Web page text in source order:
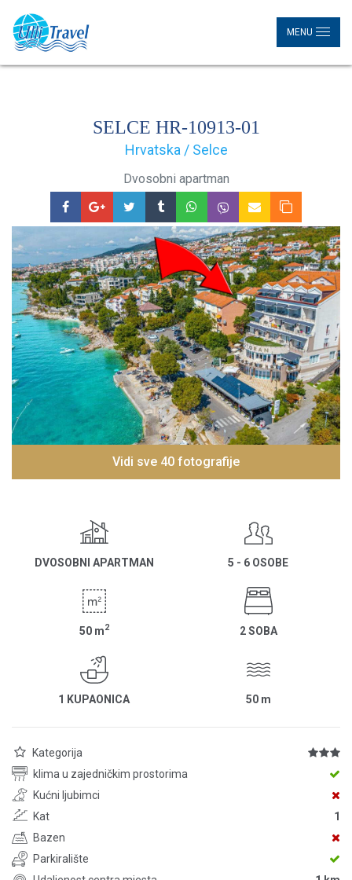
MENU
SELCE HR-10913-01
Hrvatska / Selce
Dvosobni apartman
Vidi sve 40 fotografije
DVOSOBNI APARTMAN 5 - 6 OSOBE
50 m2 2 SOBA
1 KUPAONICA 50 m
Kategorija
klima u zajedničkim prostorima
Kućni ljubimci
Kat
1
Bazen
Parkiralište